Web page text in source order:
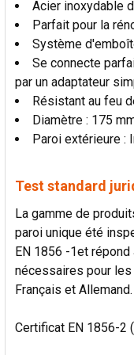
AU PANIER
Acier inoxydable
Parfait pour la
Système
Se connecte
par un adaptateur
Résistant au feu
Diamètre : 175
Paroi extérieure :
Test standard
La gamme de
paroi unique été
EN 1856 -1et
nécessaires pour les
Français et Allemand.
Certificat EN 1856-2